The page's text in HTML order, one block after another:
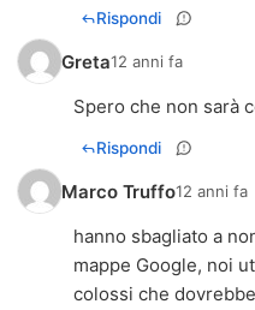
Rispondi
Greta12 anni fa
Spero che non sarà
Rispondi
Marco Truffo12 anni fa
hanno sbagliato a
mappe Google, noi
colossi che